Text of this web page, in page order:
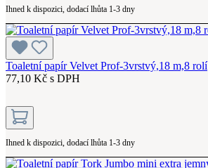
Ihned k dispozici, dodací lhůta 1-3 dny
Toaletní papír Velvet Prof-3vrstvý,18 m,8 rolí
77,10 Kč s DPH
Ihned k dispozici, dodací lhůta 1-3 dny